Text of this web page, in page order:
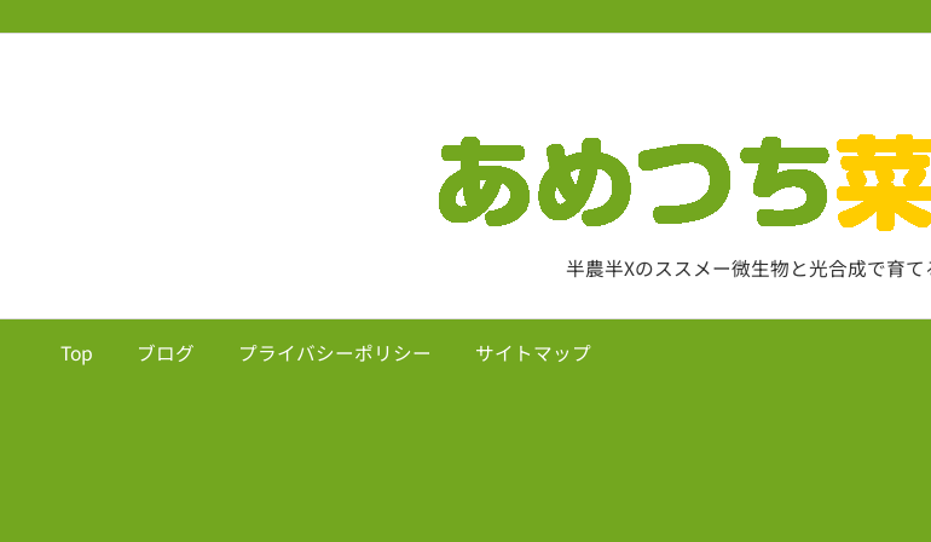
半農半Xのススメー微生物と光合成で育
Top ブログ プライバシーポリシー サイトマップ